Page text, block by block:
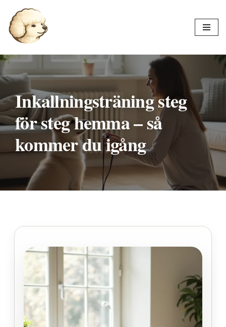
Hoppa
till
Inkallningsträning steg
för steg hemma – så
kommer du igång